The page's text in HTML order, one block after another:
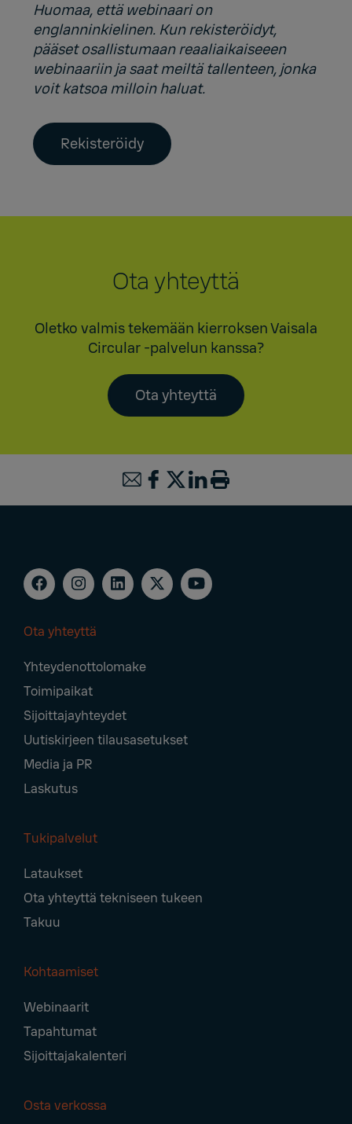
Huomaa, että webinaari on
englanninkielinen. Kun rekisteröidyt,
pääset osallistumaan reaaliaikaiseeen
webinaariin ja saat meiltä tallenteen, jonka
voit katsoa milloin haluat.
Rekisteröidy
Ota yhteyttä
Oletko valmis tekemään kierroksen Vaisala
Circular -palvelun kanssa?
Ota yhteyttä
Navigation
Ota yhteyttä
Yhteydenottolomake
Toimipaikat
Sijoittajayhteydet
Uutiskirjeen tilausasetukset
Media ja PR
Laskutus
Tukipalvelut
Lataukset
Ota yhteyttä tekniseen tukeen
Takuu
Kohtaamiset
Webinaarit
Tapahtumat
Sijoittajakalenteri
Osta verkossa